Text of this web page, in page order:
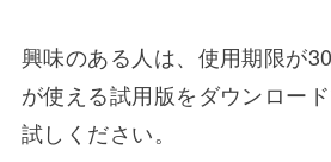
興味のある人は、使用期限が
が使える試用版をダウンロー
試しください。